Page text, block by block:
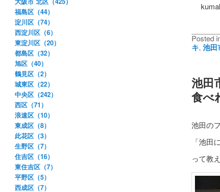
Posted
キ, 池
池田
食べ
池田の
「池田
って教
福島区（44）
淀川区（74）
西淀川区（6）
東淀川区（20）
都島区（32）
旭区（40）
鶴見区（2）
城東区（22）
中央区（242）
西区（71）
浪速区（10）
東成区（8）
此花区（3）
生野区（7）
住吉区（16）
東住吉区（7）
平野区（5）
西成区（7）